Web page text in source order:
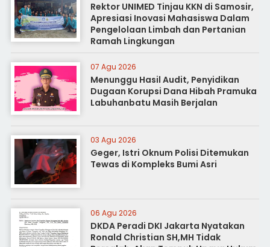
Rektor UNIMED Tinjau KKN di Samosir,
Apresiasi Inovasi Mahasiswa Dalam
Pengelolaan Limbah dan Pertanian
Ramah Lingkungan
07 Agu 2026
Menunggu Hasil Audit, Penyidikan
Dugaan Korupsi Dana Hibah Pramuka
Labuhanbatu Masih Berjalan
03 Agu 2026
Geger, Istri Oknum Polisi Ditemukan
Tewas di Kompleks Bumi Asri
06 Agu 2026
DKDA Peradi DKI Jakarta Nyatakan
Ronald Christian SH,MH Tidak